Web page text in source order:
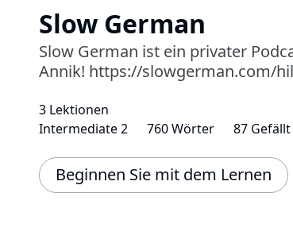
Slow German
Slow German ist ein privater
Annik! https://slowgerman.com/
3 Lektionen
Intermediate 2
760 Wörter 87
Beginnen Sie mit dem Lernen